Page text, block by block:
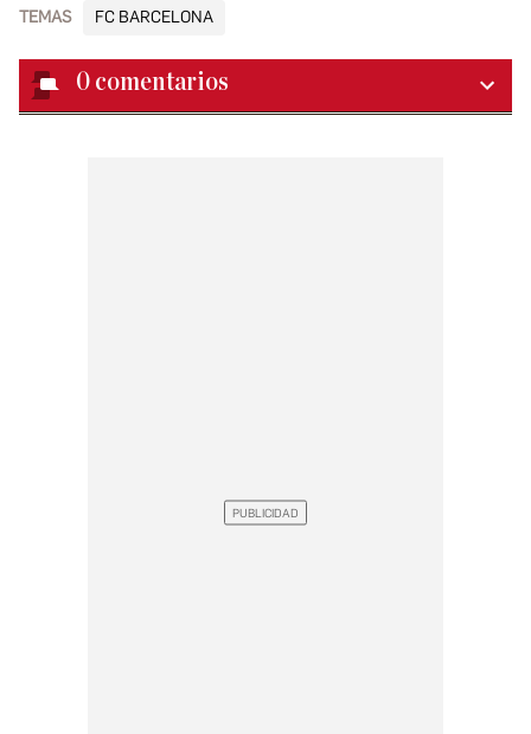
TEMAS FC BARCELONA
0 comentarios